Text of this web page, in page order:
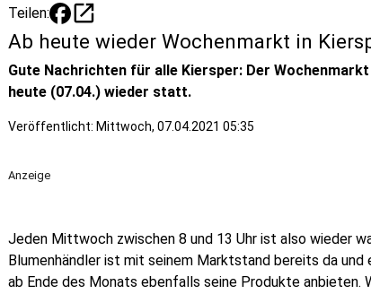
Teilen: open_in_new
Ab heute wieder Wochenmarkt in
Gute Nachrichten für alle Kiersper: Der
heute (07.04.) wieder statt.
Veröffentlicht: Mittwoch, 07.04.2021 05:35
Anzeige
Jeden Mittwoch zwischen 8 und 13 Uhr ist also wieder
Blumenhändler ist mit seinem Marktstand bereits da und
ab Ende des Monats ebenfalls seine Produkte anbieten.